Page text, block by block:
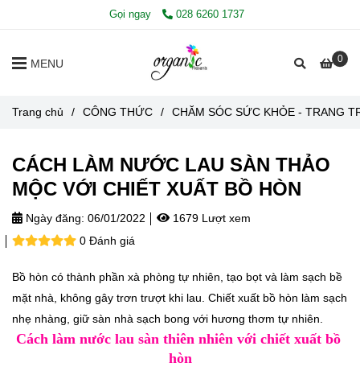
Gọi ngay 028 6260 1737
0
MENU
Trang chủ / CÔNG THỨC / CHĂM SÓC SỨC KHỎE - TRANG
CÁCH LÀM NƯỚC LAU SÀN THẢO
MỘC VỚI CHIẾT XUẤT BỒ HÒN
Ngày đăng: 06/01/2022
1679 Lượt xem
0 Đánh giá
Bồ hòn có thành phần xà phòng tự nhiên, tạo bọt và làm sạch bề
mặt nhà, không gây trơn trượt khi lau. Chiết xuất bồ hòn làm sạch
nhẹ nhàng, giữ sàn nhà sạch bong với hương thơm tự nhiên.
Cách làm nước lau sàn thiên nhiên với chiết xuất bồ
hòn